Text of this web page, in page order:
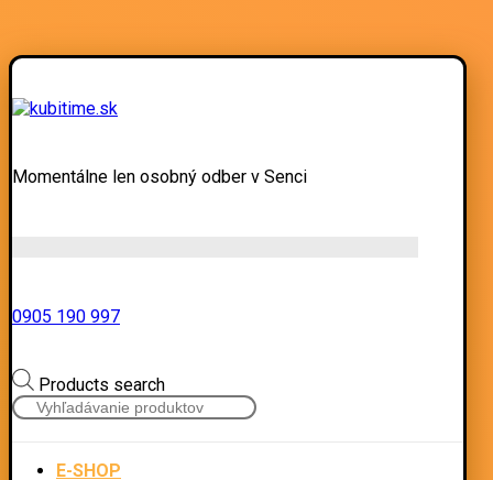
Momentálne len osobný odber v Senci
0905 190 997
Products search
E-SHOP